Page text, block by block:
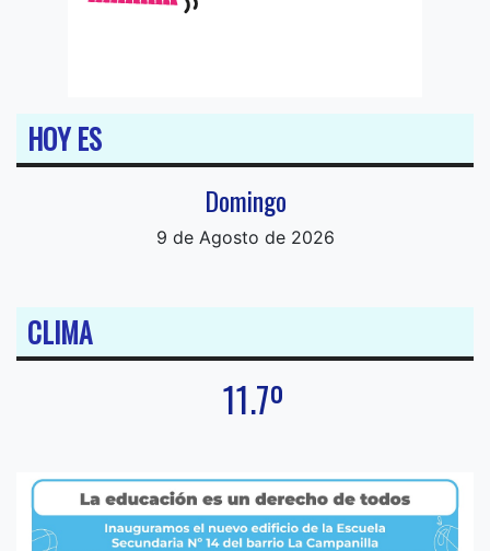
HOY ES
Domingo
9 de Agosto de 2026
CLIMA
11.7º